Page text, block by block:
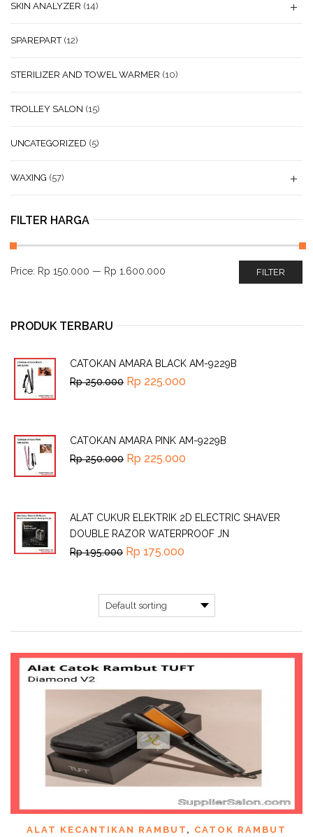
ALAT KECANTIKAN RAMBUT , CATOK RAMBUT
SKIN ANALYZER (14)
SPAREPART (12)
STERILIZER AND TOWEL WARMER (10)
TROLLEY SALON (15)
UNCATEGORIZED (5)
WAXING (57)
FILTER HARGA
FILTER
Price: Rp 150.000 — Rp 1.600.000
PRODUK TERBARU
CATOKAN AMARA BLACK AM-9229B
Rp250.000 Rp 225.000
CATOKAN AMARA PINK AM-9229B
Rp250.000 Rp 225.000
ALAT CUKUR ELEKTRIK 2D ELECTRIC SHAVER
DOUBLE RAZOR WATERPROOF JN
Rp195.000 Rp 175.000